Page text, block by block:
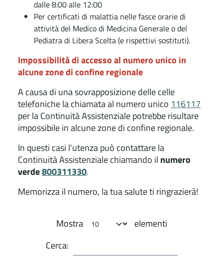
dalle 8:00 alle 12:00
Per certificati di malattia nelle fasce orarie di
attività del Medico di Medicina Generale o del
Pediatra di Libera Scelta (e rispettivi sostituti).
Impossibilità di accesso al numero unico in
alcune zone di confine regionale
A causa di una sovrapposizione delle celle
telefoniche la chiamata al numero unico 116117
per la Continuità Assistenziale potrebbe risultare
impossibile in alcune zone di confine regionale.
In questi casi l'utenza può contattare la
Continuità Assistenziale chiamando il numero
verde800311330.
Memorizza il numero, la tua salute ti ringrazierà!
Mostra
elementi
Cerca: